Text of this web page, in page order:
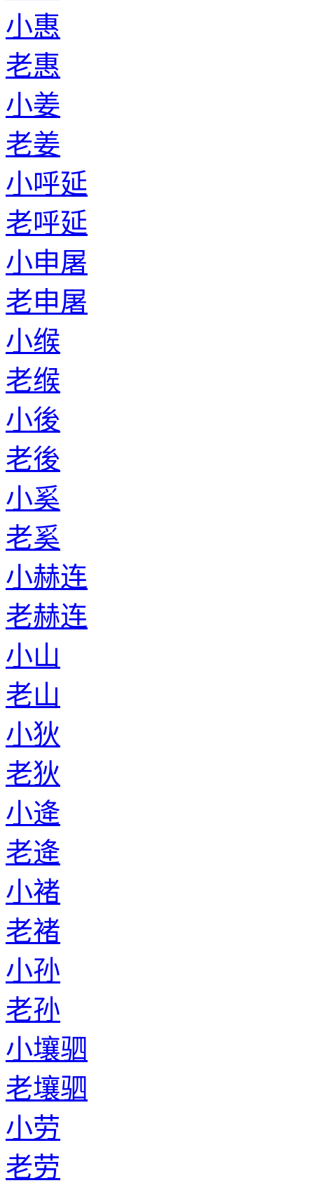
小惠
老惠
小姜
老姜
小呼延
老呼延
小申屠
老申屠
小缑
老缑
小後
老後
小奚
老奚
小赫连
老赫连
小山
老山
小狄
老狄
小逄
老逄
小褚
老褚
小孙
老孙
小壤驷
老壤驷
小劳
老劳